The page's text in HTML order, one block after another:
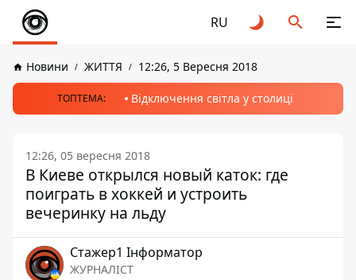
RU
Новини ЖИТТЯ 12:26, 5 Вересня 2018
ТОПТЕМА: Відключення світла у столиці
12:26, 05 вересня 2018
В Киеве открылся новый каток: где
поиграть в хоккей и устроить
вечеринку на льду
Стажер1 Інформатор
ЖУРНАЛІСТ